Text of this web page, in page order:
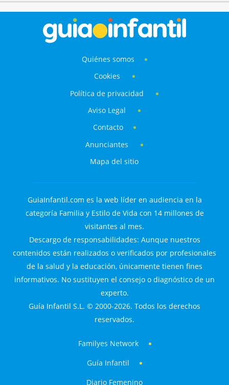
Quiénes somos
Cookies
Política de privacidad
Aviso Legal
Contacto
Anunciantes
Mapa del sitio
GuiaInfantil.com es la web líder en audiencia en la
categoría Familia y Estilo de Vida con 14 millones de
visitantes al mes.
Descargo de responsabilidades: Aunque nuestros
contenidos están realizados o verificados por profesionales
de la salud y la educación, únicamente tienen fines
informativos. No sustituyen el consejo o diagnóstico de un
experto.
Guía Infantil S.L. © 2000-2026. Todos los derechos
reservados.
Familyes Network
Guía Infantil
Diario Femenino